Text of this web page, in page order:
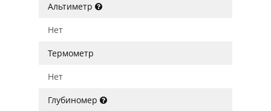
Альтиметр
Нет
Термометр
Нет
Глубиномер